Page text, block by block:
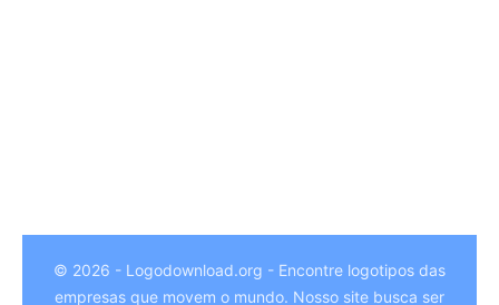
© 2026 - Logodownload.org - Encontre logotipos das
empresas que movem o mundo. Nosso site busca ser